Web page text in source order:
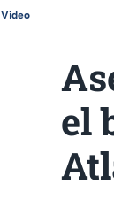
Video
el